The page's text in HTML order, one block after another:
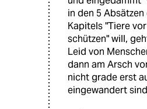
in den 5
Kapitels "Tiere
schützen" will,
Leid von
dann am Arsch
nicht grade erst
eingewandert